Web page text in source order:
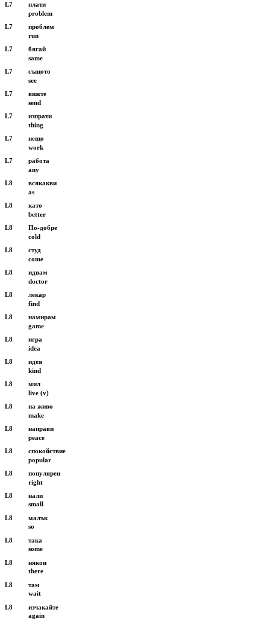
L7
L7
L7
L7
L7
L7
L7
L7
L8
L8
L8
L8
L8
L8
L8
L8
L8
L8
L8
L8
L8
L8
L8
L8
L8
L8
L8
L8
problem
run
same
see
send
thing
work
any
as
better
cold
come
doctor
find
game
idea
kind
live (v)
make
peace
popular
right
small
so
some
there
wait
again
плати
проблем
бягай
същото
вижте
изпрати
нещо
работа
всякакви
като
По-добре
студ
идвам
лекар
намирам
игра
идея
мил
на живо
направи
спокойствие
популярен
нали
малък
така
някои
там
изчакайте